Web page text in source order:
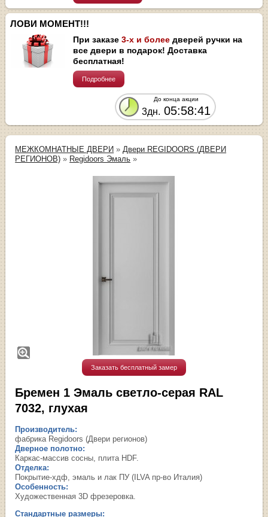
ЛОВИ МОМЕНТ!!!
При заказе3-х и более дверей ручки на
все двери в подарок! Доставка
бесплатная!
Подробнее
До конца акции
3дн. 05:58:40
МЕЖКОМНАТНЫЕ ДВЕРИ » Двери REGIDOORS (ДВЕРИ
РЕГИОНОВ) » Regidoors Эмаль »
Заказать бесплатный замер
Бремен 1 Эмаль светло-серая RAL
7032, глухая
Производитель:
фабрика Regidoors (Двери регионов)
Дверное полотно:
Каркас-массив сосны, плита HDF.
Отделка:
Покрытие-хдф, эмаль и лак ПУ (ILVA пр-во Италия)
Особенность:
Художественная 3D фрезеровка.
Стандартные размеры: